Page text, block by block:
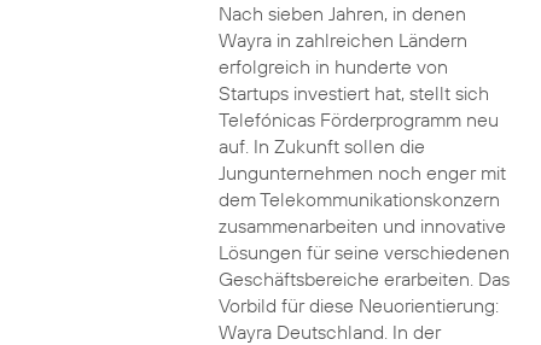
Nach sieben Jahren, in denen
Wayra in zahlreichen Ländern
erfolgreich in hunderte von
Startups investiert hat, stellt sich
Telefónicas Förderprogramm neu
auf. In Zukunft sollen die
Jungunternehmen noch enger mit
dem Telekommunikationskonzern
zusammenarbeiten und innovative
Lösungen für seine verschiedenen
Geschäftsbereiche erarbeiten. Das
Vorbild für diese Neuorientierung:
Wayra Deutschland. In der